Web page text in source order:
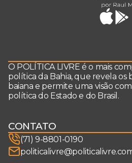
O POLÍTICA LIVRE é o mais
política da Bahia, que revela os
baiana e permite uma visão
política do Estado e do Brasil.
CONTATO
(71) 9-8801-0190